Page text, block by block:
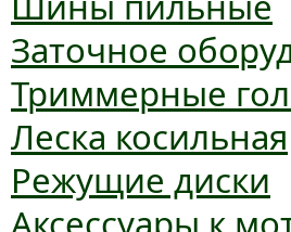
Заточное
Триммерные
Леска косильная
Режущие диски